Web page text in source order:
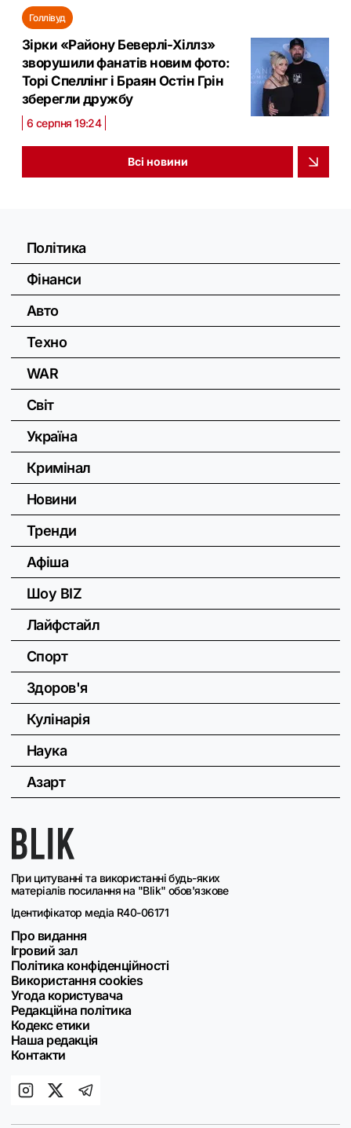
Голлівуд
Зірки «Району Беверлі-Хіллз»
зворушили фанатів новим фото:
Торі Спеллінг і Браян Остін Грін
зберегли дружбу
6 серпня 19:24
Всі новини
При цитуванні та використанні будь-яких
матеріалів посилання на "Blik" обов'язкове
Ідентифікатор медіа R40-06171
Про видання
Ігровий зал
Політика конфіденційності
Використання cookies
Угода користувача
Редакційна політика
Кодекс етики
Наша редакція
Контакти
Політика
Фінанси
Авто
Техно
WAR
Світ
Україна
Кримінал
Новини
Тренди
Афіша
Шоу BIZ
Лайфстайл
Спорт
Здоров'я
Кулінарія
Наука
Азарт